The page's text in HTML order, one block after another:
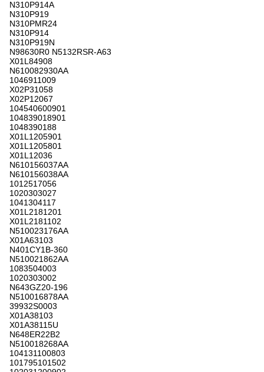
N310P914A
N310P919
N310PMR24
N310P914
N310P919N
N98630R0 N5132RSR-A63
X01L84908
N610082930AA
1046911009
X02P31058
X02P12067
104540600901
104839018901
1048390188
X01L1205901
X01L1205801
X01L12036
N610156037AA
N610156038AA
1012517056
1020303027
1041304117
X01L2181201
X01L2181102
N510023176AA
X01A63103
N401CY1B-360
N510021862AA
1083504003
1020303002
N643GZ20-196
N510016878AA
39932S0003
X01A38103
X01A38115U
N648ER22B2
N510018268AA
104131100803
101795101502